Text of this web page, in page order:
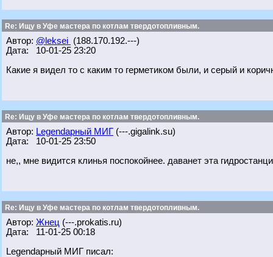
Re: Ищу в Уфе мастера по котлам твердотопливным.
Автор: @leksei (188.170.192.---)
Дата: 10-01-25 23:20
Какие я видел то с каким то герметиком были, и серый и
Re: Ищу в Уфе мастера по котлам твердотопливным.
Автор: Legendарный МИГ (---.gigalink.su)
Дата: 10-01-25 23:50
не,, мне видится клинья поспокойнее. даванет эта
Re: Ищу в Уфе мастера по котлам твердотопливным.
Автор: Жнец (---.prokatis.ru)
Дата: 11-01-25 00:18
Legendарный МИГ писал: